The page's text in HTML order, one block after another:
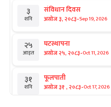
३
शनि
संविधान दिवस
असोज ३, २०८३-Sep 19, 2026
२५
आइत
घटस्थापना
असोज २५, २०८३-Oct 11, 2026
३१
शनि
फूलपाती
असोज ३१ , २०८३-Oct 17, 2026